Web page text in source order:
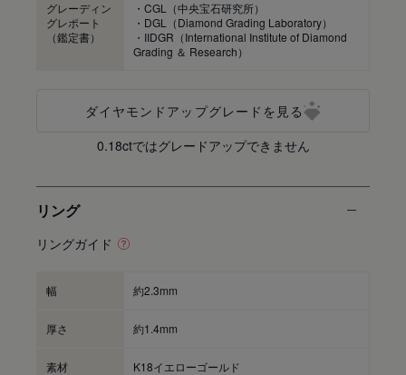
グレーディン
グレポート
（鑑定書）
・CGL（中央宝石研究所）
・DGL（Diamond Grading Laboratory）
・IIDGR（International Institute of Diamond
Grading ＆ Research）
ダイヤモンドアップグレードを見る
0.18ctではグレードアップできません
リング
リングガイド
幅 約2.3mm
厚さ 約1.4mm
素材 K18イエローゴールド